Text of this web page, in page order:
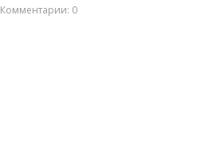
Комментарии: 0